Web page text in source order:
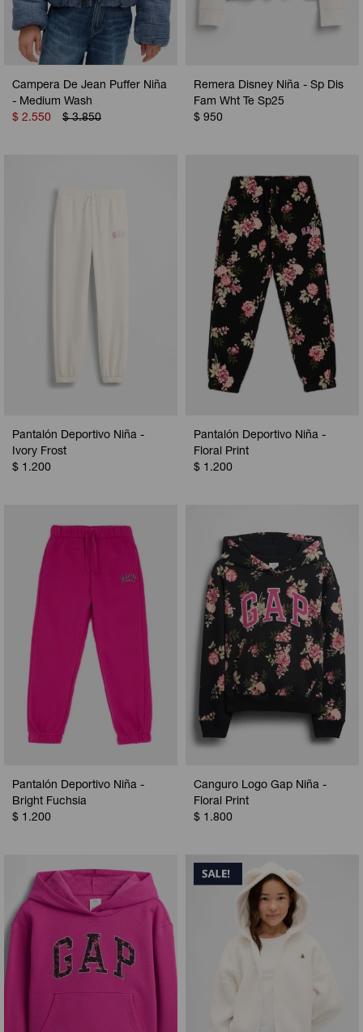
Campera De Jean Puffer Niña
- Medium Wash
$ 2.550 $ 3.850
Remera Disney Niña - Sp Dis
Fam Wht Te Sp25
$ 950
Pantalón Deportivo Niña -
Ivory Frost
$ 1.200
Pantalón Deportivo Niña -
Floral Print
$ 1.200
Pantalón Deportivo Niña -
Bright Fuchsia
$ 1.200
Canguro Logo Gap Niña -
Floral Print
$ 1.800